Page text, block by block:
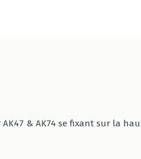
AK47 & AK74 se fixant sur la